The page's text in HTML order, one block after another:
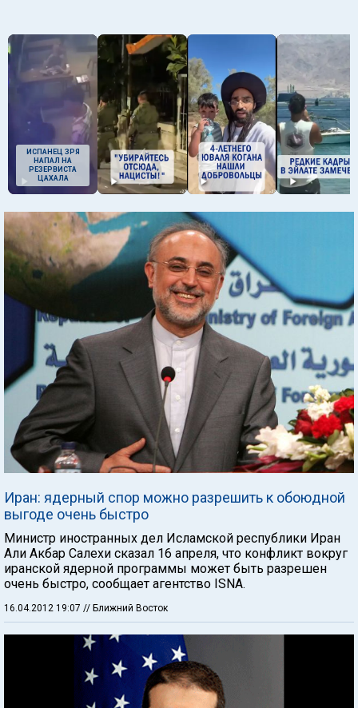
ИСПАНЕЦ ЗРЯ
НАПАЛ НА
РЕЗЕРВИСТА
ЦАХАЛА
Иран: ядерный спор можно разрешить к обоюдной
выгоде очень быстро
Министр иностранных дел Исламской республики Иран
Али Акбар Салехи сказал 16 апреля, что конфликт вокруг
иранской ядерной программы может быть разрешен
очень быстро, сообщает агентство ISNA.
16.04.2012 19:07 // Ближний Восток